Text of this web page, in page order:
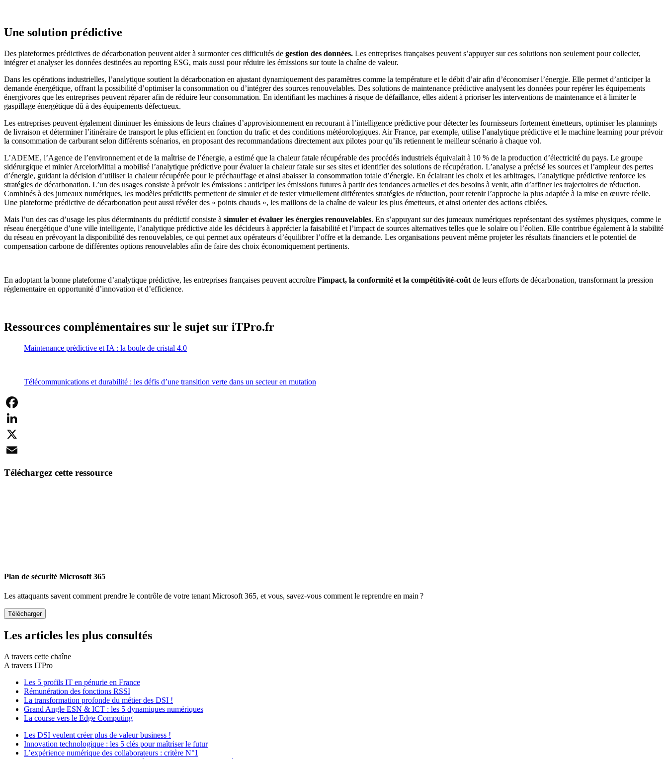
Une solution prédictive
Des plateformes prédictives de décarbonation peuvent aider à surmonter ces difficultés de gestion des données. Les entreprises françaises peuvent s’appuyer sur ces solutions non seulement pour collecter,
intégrer et analyser les données destinées au reporting ESG, mais aussi pour réduire les émissions sur toute la chaîne de valeur.
Dans les opérations industrielles, l’analytique soutient la décarbonation en ajustant dynamiquement des paramètres comme la température et le débit d’air afin d’économiser l’énergie. Elle permet d’anticiper la
demande énergétique, offrant la possibilité d’optimiser la consommation ou d’intégrer des sources renouvelables. Des solutions de maintenance prédictive analysent les données pour repérer les équipements
énergivores que les entreprises peuvent réparer afin de réduire leur consommation. En identifiant les machines à risque de défaillance, elles aident à prioriser les interventions de maintenance et à limiter le
gaspillage énergétique dû à des équipements défectueux.
Les entreprises peuvent également diminuer les émissions de leurs chaînes d’approvisionnement en recourant à l’intelligence prédictive pour détecter les fournisseurs fortement émetteurs, optimiser les plannings
de livraison et déterminer l’itinéraire de transport le plus efficient en fonction du trafic et des conditions météorologiques. Air France, par exemple, utilise l’analytique prédictive et le machine learning pour prévoir
la consommation de carburant selon différents scénarios, en proposant des recommandations directement aux pilotes pour qu’ils retiennent le meilleur scénario à chaque vol.
L’ADEME, l’Agence de l’environnement et de la maîtrise de l’énergie, a estimé que la chaleur fatale récupérable des procédés industriels équivalait à 10 % de la production d’électricité du pays. Le groupe
sidérurgique et minier ArcelorMittal a mobilisé l’analytique prédictive pour évaluer la chaleur fatale sur ses sites et identifier des solutions de récupération. L’analyse a précisé les sources et l’ampleur des pertes
d’énergie, guidant la décision d’utiliser la chaleur récupérée pour le préchauffage et ainsi abaisser la consommation totale d’énergie. En éclairant les choix et les arbitrages, l’analytique prédictive renforce les
stratégies de décarbonation. L’un des usages consiste à prévoir les émissions : anticiper les émissions futures à partir des tendances actuelles et des besoins à venir, afin d’affiner les trajectoires de réduction.
Combinés à des jumeaux numériques, les modèles prédictifs permettent de simuler et de tester virtuellement différentes stratégies de réduction, pour retenir l’approche la plus adaptée à la mise en œuvre réelle.
Une plateforme prédictive de décarbonation peut aussi révéler des « points chauds », les maillons de la chaîne de valeur les plus émetteurs, et ainsi orienter des actions ciblées.
Mais l’un des cas d’usage les plus déterminants du prédictif consiste à simuler et évaluer les énergies renouvelables. En s’appuyant sur des jumeaux numériques représentant des systèmes physiques, comme le
réseau énergétique d’une ville intelligente, l’analytique prédictive aide les décideurs à apprécier la faisabilité et l’impact de sources alternatives telles que le solaire ou l’éolien. Elle contribue également à la stabilité
du réseau en prévoyant la disponibilité des renouvelables, ce qui permet aux opérateurs d’équilibrer l’offre et la demande. Les organisations peuvent même projeter les résultats financiers et le potentiel de
compensation carbone de différentes options renouvelables afin de faire des choix économiquement pertinents.
En adoptant la bonne plateforme d’analytique prédictive, les entreprises françaises peuvent accroître l’impact, la conformité et la compétitivité-coût de leurs efforts de décarbonation, transformant la pression
réglementaire en opportunité d’innovation et d’efficience.
Ressources complémentaires sur le sujet sur iTPro.fr
Maintenance prédictive et IA : la boule de cristal 4.0
Télécommunications et durabilité : les défis d’une transition verte dans un secteur en mutation
Facebook
LinkedIn
X
Téléchargez cette ressource
Plan de sécurité Microsoft 365
Les attaquants savent comment prendre le contrôle de votre tenant Microsoft 365, et vous, savez-vous comment le reprendre en main ?
Les articles les plus consultés
A travers cette chaîne
A travers ITPro
Les 5 profils IT en pénurie en France
Rémunération des fonctions RSSI
La transformation profonde du métier des DSI !
Grand Angle ESN & ICT : les 5 dynamiques numériques
La course vers le Edge Computing
Les DSI veulent créer plus de valeur business !
Innovation technologique : les 5 clés pour maîtriser le futur
L’expérience numérique des collaborateurs : critère N°1